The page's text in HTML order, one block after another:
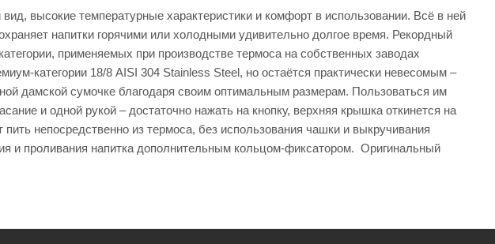
высокие температурные характеристики и комфорт в использовании. Всё в ней
напитки горячими или холодными удивительно долгое время. Рекордный
применяемых при производстве термоса на собственных заводах
категории 18/8 AISI 304 Stainless Steel, но остаётся практически невесомым –
дамской сумочке благодаря своим оптимальным размерам. Пользоваться им
и одной рукой – достаточно нажать на кнопку, верхняя крышка откинется на
непосредственно из термоса, без использования чашки и выкручивания
и проливания напитка дополнительным кольцом-фиксатором. Оригинальный